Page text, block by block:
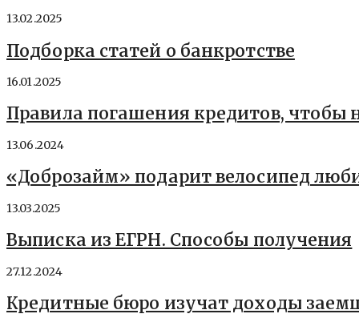
13.02.2025
Подборка статей о банкротстве
16.01.2025
Правила погашения кредитов, чтобы
13.06.2024
«Доброзайм» подарит велосипед
13.03.2025
Выписка из ЕГРН. Способы получения
27.12.2024
Кредитные бюро изучат доходы